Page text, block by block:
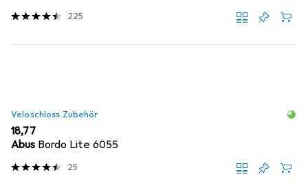
225
Veloschloss Zubehör
EUR
18,77
Abus Bordo Lite 6055
25